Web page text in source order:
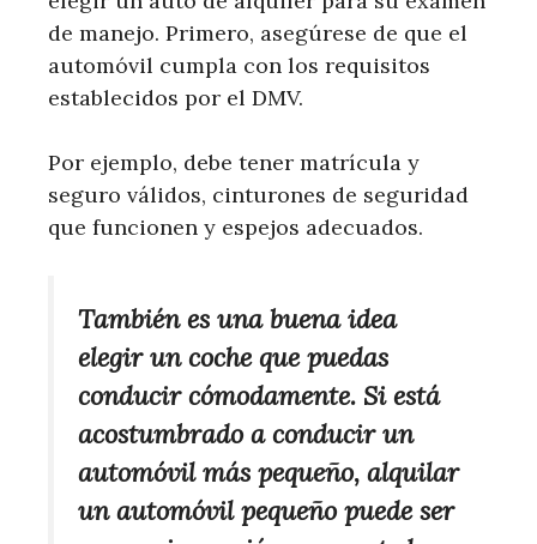
de manejo. Primero, asegúrese de que el
automóvil cumpla con los requisitos
establecidos por el DMV.
Por ejemplo, debe tener matrícula y
seguro válidos, cinturones de seguridad
que funcionen y espejos adecuados.
También es una buena idea
elegir un coche que puedas
conducir cómodamente. Si está
acostumbrado a conducir un
automóvil más pequeño, alquilar
un automóvil pequeño puede ser